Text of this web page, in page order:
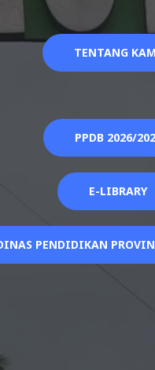
TENTANG
PPDB 2026/
E-LIBRARY
PENDIDIKAN